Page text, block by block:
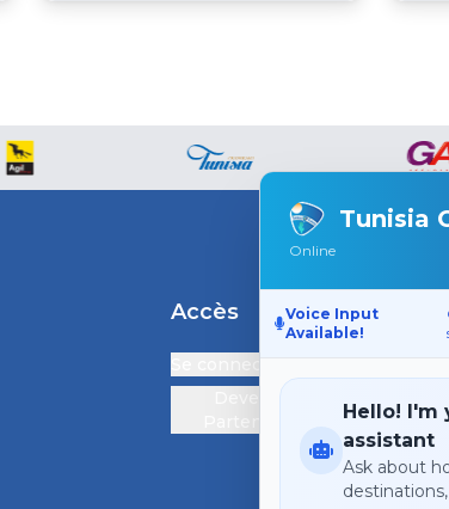
Tunisia
Online
Voice Input
Available!
Hello! I'm
assistant
Ask about
Accès
Devenir